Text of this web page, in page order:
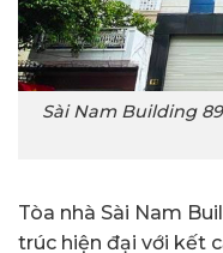
Sài Nam Building
Tòa nhà Sài Nam
trúc hiện đại với kết